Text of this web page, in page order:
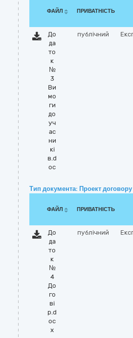
ФАЙЛ ПРИВАТНІСТЬ
До
да
то
к
№
3
Ви
мо
ги
до
уч
ас
ни
кі
в.d
oc
публічний
Тип документа: Проект договору
ФАЙЛ ПРИВАТНІСТЬ
До
да
то
к
№
4
До
го
ві
р.d
oc
x
публічний